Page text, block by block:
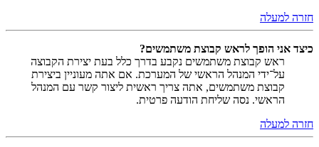
חזרה למעלה
כיצד אני הופך לראש קבוצת משתמשים?
ראש קבוצת משתמשים נקבע בדרך כלל בעת יצירת הקבוצה
על־ידי המנהל הראשי של המערכת. אם אתה מעוניין ביצירת
קבוצת משתמשים, אתה צריך ראשית ליצור קשר עם המנהל
הראשי. נסה שליחת הודעה פרטית.
חזרה למעלה